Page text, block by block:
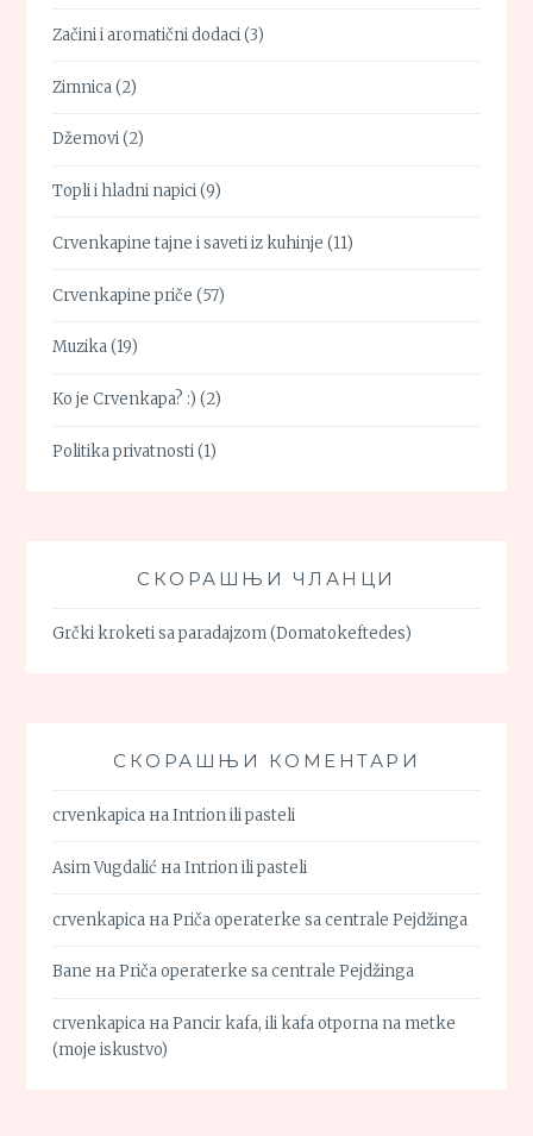
Začini i aromatični dodaci(3)
Zimnica(2)
Džemovi(2)
Topli i hladni napici(9)
Crvenkapine tajne i saveti iz kuhinje (11)
Crvenkapine priče (57)
Muzika(19)
Ko je Crvenkapa? :) (2)
Politika privatnosti(1)
СКОРАШЊИ ЧЛАНЦИ
Grčki kroketi sa paradajzom (Domatokeftedes)
СКОРАШЊИ КОМЕНТАРИ
crvenkapica наIntrion ili pasteli
Asim Vugdalić наIntrion ili pasteli
crvenkapica наPriča operaterke sa centrale Pejdžinga
Bane наPriča operaterke sa centrale Pejdžinga
crvenkapica наPancir kafa, ili kafa otporna na metke
(moje iskustvo)